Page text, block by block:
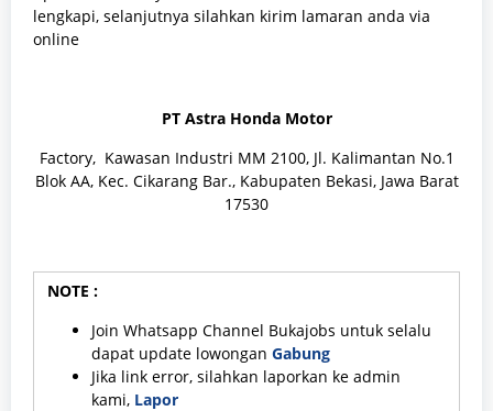
lengkapi, selanjutnya silahkan kirim lamaran anda via
online
PT Astra Honda Motor
Factory, Kawasan Industri MM 2100, Jl. Kalimantan No.1
Blok AA, Kec. Cikarang Bar., Kabupaten Bekasi, Jawa Barat
17530
NOTE :
Join Whatsapp Channel Bukajobs untuk selalu
dapat update lowongan Gabung
Jika link error, silahkan laporkan ke admin
kami, Lapor